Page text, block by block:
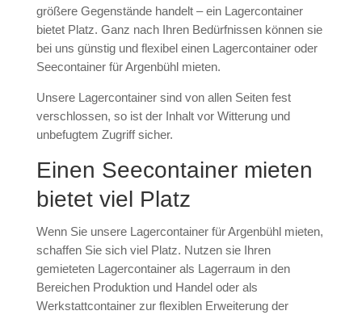
größere Gegenstände handelt – ein Lagercontainer
bietet Platz. Ganz nach Ihren Bedürfnissen können sie
bei uns günstig und flexibel einen Lagercontainer oder
Seecontainer für Argenbühl mieten.
Unsere Lagercontainer sind von allen Seiten fest
verschlossen, so ist der Inhalt vor Witterung und
unbefugtem Zugriff sicher.
Einen Seecontainer mieten
bietet viel Platz
Wenn Sie unsere Lagercontainer für Argenbühl mieten,
schaffen Sie sich viel Platz. Nutzen sie Ihren
gemieteten Lagercontainer als Lagerraum in den
Bereichen Produktion und Handel oder als
Werkstattcontainer zur flexiblen Erweiterung der